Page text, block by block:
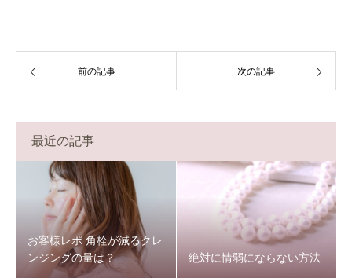
前の記事 次の記事
最近の記事
お客様レポ 角栓が減るクレ
ンジングの量は？
絶対に情弱にならない方法